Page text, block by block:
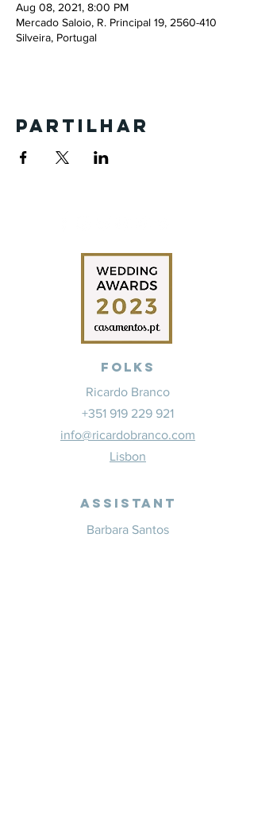
Aug 08, 2021, 8:00 PM
Mercado Saloio, R. Principal 19, 2560-410
Silveira, Portugal
Partilhar
Folks
Ricardo Branco
+351 919 229 921
info@ricardobranco.com
Lisbon
Assistant
Barbara Santos